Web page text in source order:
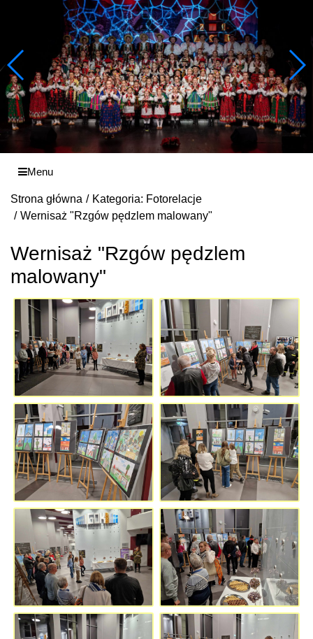
Menu
Strona główna
Kategoria: Fotorelacje
Wernisaż "Rzgów pędzlem malowany"
Wernisaż "Rzgów pędzlem
malowany"